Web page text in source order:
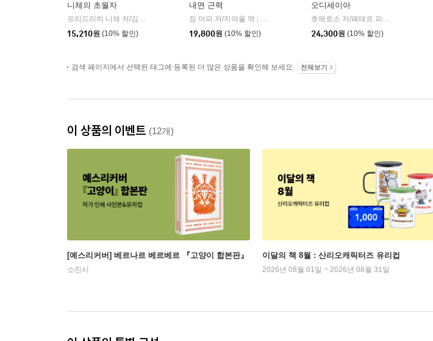
니체의 초월자
프리드리히 니체 저/김철 편역
15,210원 (10% 할인)
내면 근력
짐 머피 저/지여울 역
윌북(willbook)
19,800원 (10% 할인)
오디세이아
호메로스 저/페테르 파울 루벤스 그림/박문재 역
24,300원 (10% 할인)
검색 페이지에서 선택된 태그에 등록된 더 많은 상품을 확인해 보세요. 전체보기
이 상품의 이벤트 (12개)
[예스리커버] 베르나르 베르베르 『고양이 합본판』
소진시
이달의 책 8월 : 산리오캐릭터즈 유리컵
2026년 08월 01일 ~ 2026년 08월 31일